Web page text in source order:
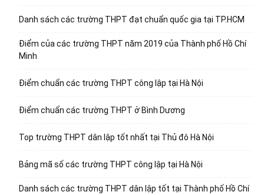
Danh sách các trường THPT đạt chuẩn quốc gia tại TP.HCM
Điểm của các trường THPT năm 2019 của Thành phố Hồ Chí
Minh
Điểm chuẩn các trường THPT công lập tại Hà Nội
Điểm chuẩn các trường THPT ở Bình Dương
Top trường THPT dân lập tốt nhất tại Thủ đô Hà Nội
Bảng mã số các trường THPT công lập tại Hà Nội
Danh sách các trường THPT dân lập tốt tại Thành phố Hồ Chí